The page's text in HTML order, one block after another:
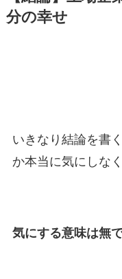
分の幸せ
いきなり結論を書
か本当に気にしな
気にする意味は無で